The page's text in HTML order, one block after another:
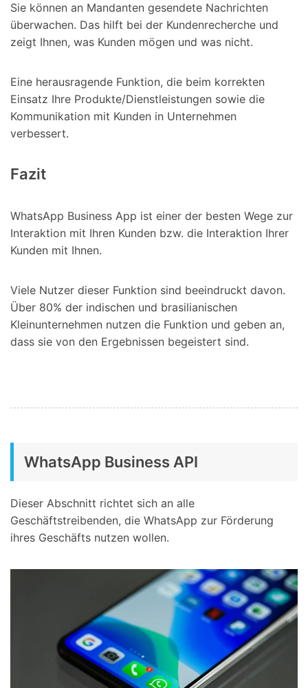
Sie können an Mandanten gesendete Nachrichten
überwachen. Das hilft bei der Kundenrecherche und
zeigt Ihnen, was Kunden mögen und was nicht.
Eine herausragende Funktion, die beim korrekten
Einsatz Ihre Produkte/Dienstleistungen sowie die
Kommunikation mit Kunden in Unternehmen
verbessert.
Fazit
WhatsApp Business App ist einer der besten Wege zur
Interaktion mit Ihren Kunden bzw. die Interaktion Ihrer
Kunden mit Ihnen.
Viele Nutzer dieser Funktion sind beeindruckt davon.
Über 80% der indischen und brasilianischen
Kleinunternehmen nutzen die Funktion und geben an,
dass sie von den Ergebnissen begeistert sind.
WhatsApp Business API
Dieser Abschnitt richtet sich an alle
Geschäftstreibenden, die WhatsApp zur Förderung
ihres Geschäfts nutzen wollen.